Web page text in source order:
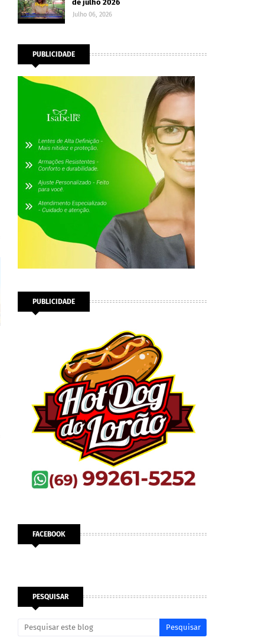
de julho 2026
Julho 06, 2026
PUBLICIDADE
PUBLICIDADE
FACEBOOK
PESQUISAR